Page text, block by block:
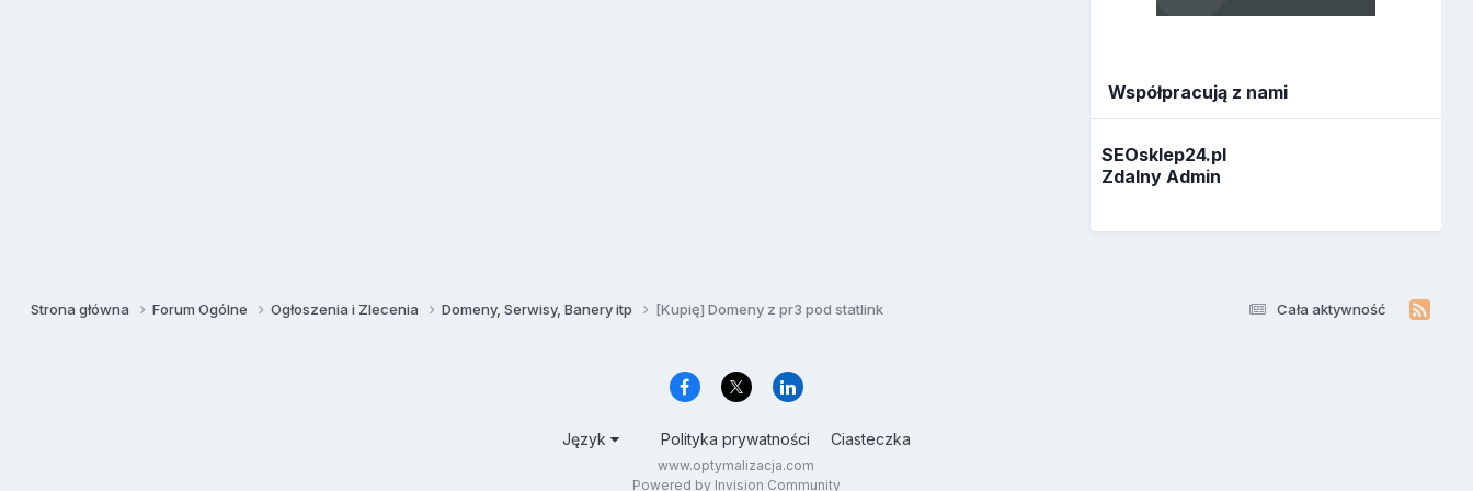
Współpracują z nami
SEOsklep24.pl
Zdalny Admin
Cała aktywność
Strona główna Forum Ogólne Ogłoszenia i Zlecenia Domeny, Serwisy, Banery itp [Kupię] Domeny z pr3 pod statlink
Język Polityka prywatności Ciasteczka
www.optymalizacja.com
Powered by Invision Community